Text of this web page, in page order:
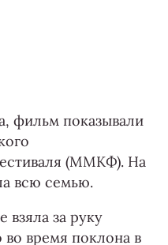
фильм показывали
(ММКФ). На
всю семью.
взяла за руку
время поклона в